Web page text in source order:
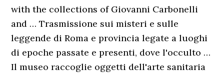
with the collections of Giovanni Carbonelli
and … Trasmissione sui misteri e sulle
leggende di Roma e provincia legate a luoghi
di epoche passate e presenti, dove l'occulto …
Il museo raccoglie oggetti dell'arte sanitaria